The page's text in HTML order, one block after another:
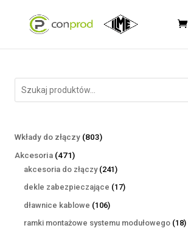
Wkłady do złączy 803803
Akcesoria 471471
produktów
akcesoria do złączy 241241
produktów
dekle zabezpieczające 1717
dławnice kablowe 106106
produktów
ramki montażowe systemu modułowego 1818